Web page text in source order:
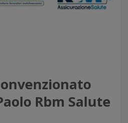
Rbm Salute